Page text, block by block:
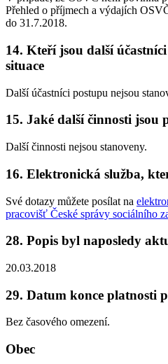
Přehled o příjmech a výdajích
do 31.7.2018.
14. Kteří jsou další
situace
Další účastníci postupu nejsou
15. Jaké další činnosti jsou
Další činnosti nejsou stanoveny.
16. Elektronická služba,
Své dotazy můžete posílat na
pracovišť České správy sociálního
28. Popis byl naposledy
20.03.2018
29. Datum konce platnosti
Bez časového omezení.
Obec